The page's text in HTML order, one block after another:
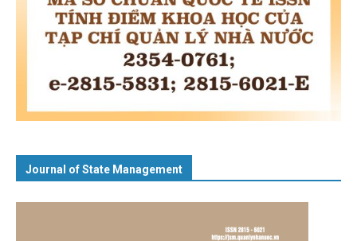
Journal of State Management